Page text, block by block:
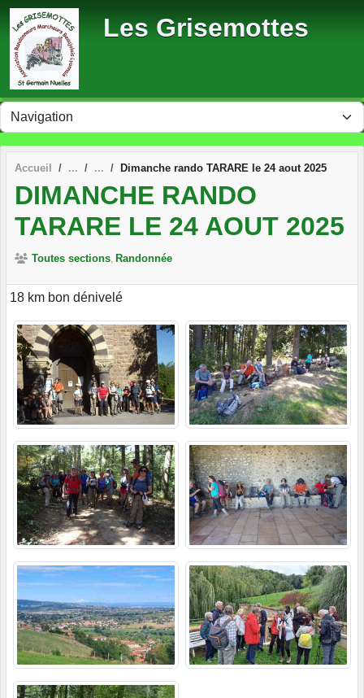
Les Grisemottes
Accueil Dimanche rando TARARE le 24 aout 2025
DIMANCHE RANDO
TARARE LE 24 AOUT 2025
Toutes sections Randonnée
18 km bon dénivelé
Panneau de gestion des cookies